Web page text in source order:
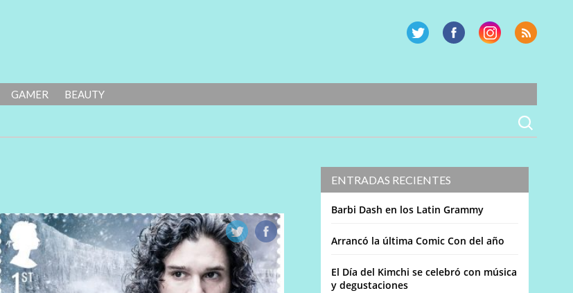
GAMER BEAUTY
ENTRADAS RECIENTES
Barbi Dash en los Latin Grammy
Arrancó la última Comic Con del año
El Día del Kimchi se celebró con música
y degustaciones